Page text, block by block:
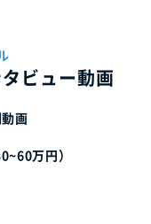
ビュー動画
画
万円）